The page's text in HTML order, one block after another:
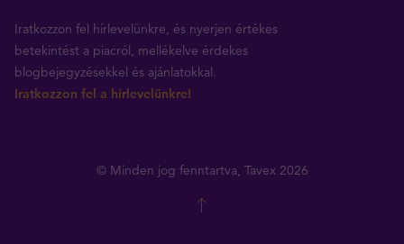
Iratkozzon fel hírlevelünkre, és nyerjen értékes
betekintést a piacról, mellékelve érdekes
blogbejegyzésekkel és ajánlatokkal.
Iratkozzon fel a hírlevelünkre!
© Minden jog fenntartva, Tavex 2026